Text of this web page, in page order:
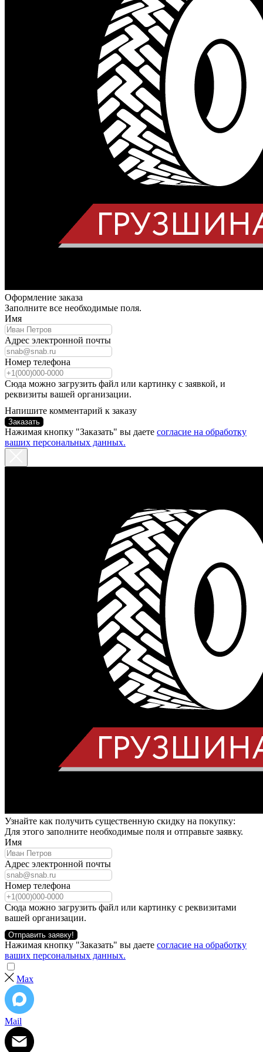
Оформление заказа
Заполните все необходимые поля.
Имя
Адрес электронной почты
Номер телефона
Сюда можно загрузить файл или картинку с заявкой, и
реквизиты вашей организации.
Напишите комментарий к заказу
Заказать
Нажимая кнопку "Заказать" вы даете согласие на обработку
ваших персональных данных.
Узнайте как получить существенную скидку на покупку:
Для этого заполните необходимые поля и отправьте заявку.
Имя
Адрес электронной почты
Номер телефона
Сюда можно загрузить файл или картинку с реквизитами
вашей организации.
Отправить заявку!
Нажимая кнопку "Заказать" вы даете согласие на обработку
ваших персональных данных.
Max
Mail